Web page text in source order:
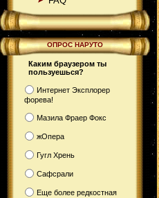
ОПРОС НАРУТО
Каким браузером ты
пользуешься?
Интернет Эксплорер
форева!
Мазила Фраер Фокс
жОпера
Гугл Хрень
Сафсрали
Еще более редкостная